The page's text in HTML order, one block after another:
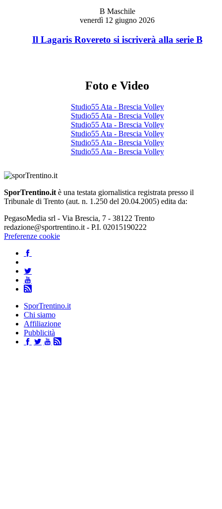
B Maschile
venerdì 12 giugno 2026
Il Lagaris Rovereto si iscriverà alla serie B
Foto e Video
Studio55 Ata - Brescia Volley
Studio55 Ata - Brescia Volley
Studio55 Ata - Brescia Volley
Studio55 Ata - Brescia Volley
Studio55 Ata - Brescia Volley
Studio55 Ata - Brescia Volley
SporTrentino.it è una testata giornalistica registrata presso il
Tribunale di Trento (aut. n. 1.250 del 20.04.2005) edita da:
PegasoMedia srl - Via Brescia, 7 - 38122 Trento
redazione@sportrentino.it - P.I. 02015190222
Preferenze cookie
SporTrentino.it
Chi siamo
Affiliazione
Pubblicità